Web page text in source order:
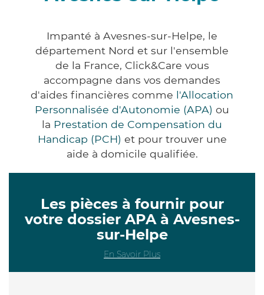
Impanté à Avesnes-sur-Helpe, le
département Nord et sur l'ensemble
de la France, Click&Care vous
accompagne dans vos demandes
d'aides financières comme l'Allocation
Personnalisée d'Autonomie (APA) ou
la Prestation de Compensation du
Handicap (PCH) et pour trouver une
aide à domicile qualifiée.
Les pièces à fournir pour
votre dossier APA à Avesnes-
sur-Helpe
En Savoir Plus